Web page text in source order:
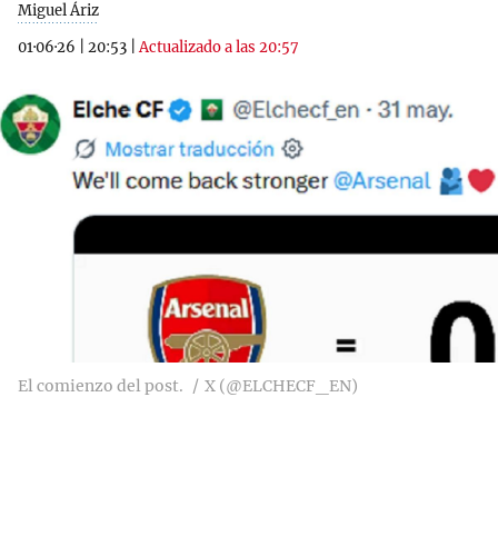
Miguel Áriz
01·06·26
20:53 |Actualizado a las 20:57
El comienzo del post. X (@ELCHECF_EN)